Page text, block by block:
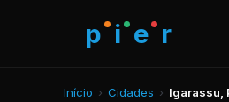
p i e r
Início › Cidades › Igarassu,